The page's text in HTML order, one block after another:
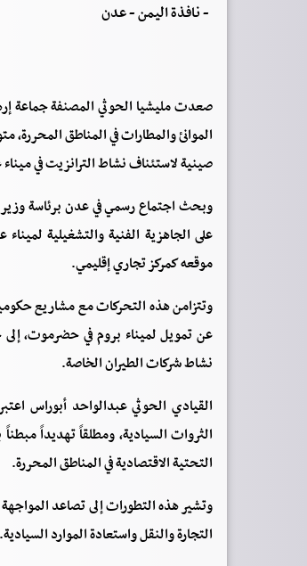
-نافذة اليمن - عدن
صعدت مليشيا الحوثي المصنفة جماعة
الموانئ والمطارات في المناطق
صينية لاستئناف نشاط الترانزيت في ميناء
وبحث اجتماع رسمي في عدن برئاسة وزير
على الجاهزية الفنية والتشغيلية
موقعه كمركز تجاري إقليمي.
وتتزامن هذه التحركات مع مشاريع
عن تمويل لميناء بروم في حضرموت،
نشاط شركات الطيران الخاصة.
القيادي الحوثي عبدالواحد أبوراس
الثروات السيادية، ومطلقاً تهديداً
التحتية الاقتصادية في المناطق المحررة.
وتشير هذه التطورات إلى تصاعد
التجارة والنقل واستعادة الموارد السيادية.